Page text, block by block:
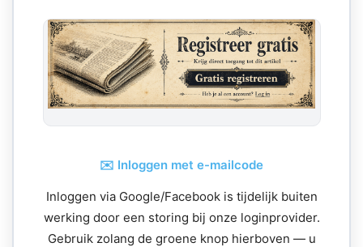
✉️ Inloggen met e-mailcode
Inloggen via Google/Facebook is tijdelijk buiten
werking door een storing bij onze loginprovider.
Gebruik zolang de groene knop hierboven — u